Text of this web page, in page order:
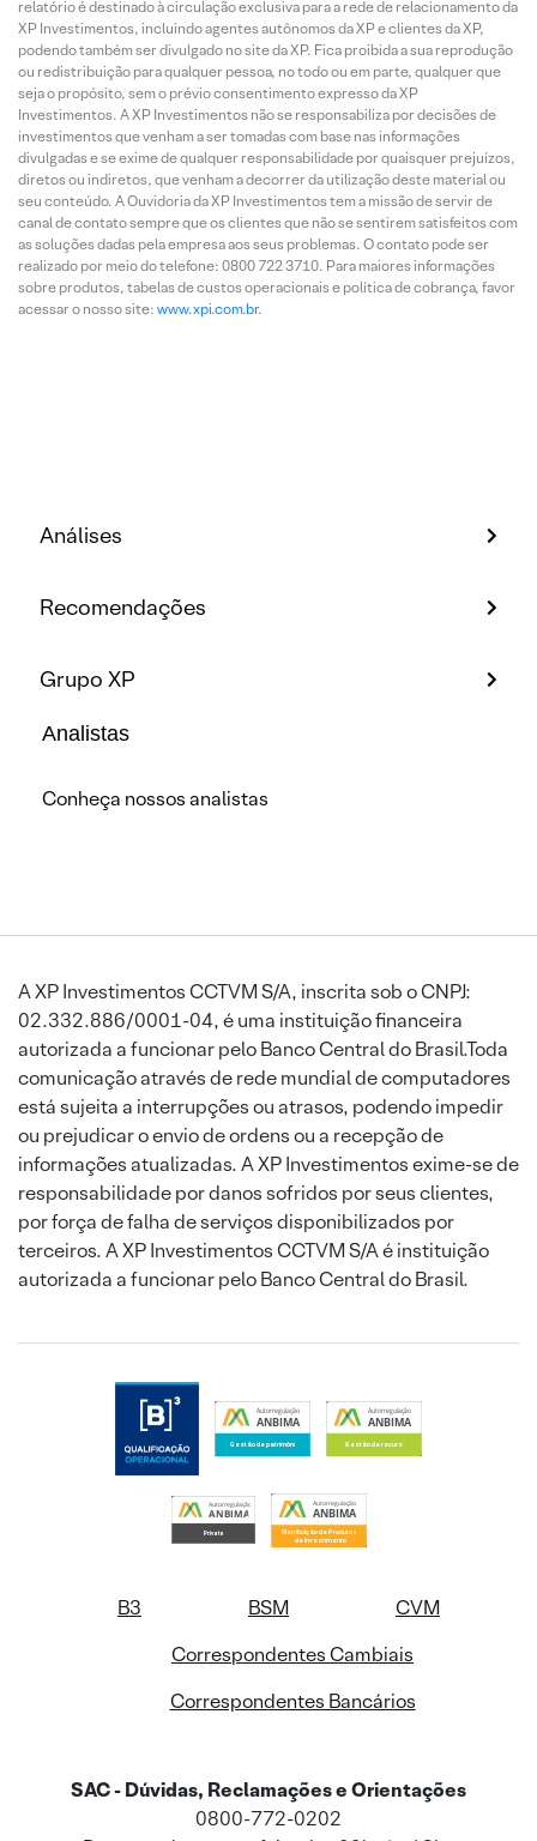
relatório é destinado à circulação exclusiva para a rede de relacionamento da
XP Investimentos, incluindo agentes autônomos da XP e clientes da XP,
podendo também ser divulgado no site da XP. Fica proibida a sua reprodução
ou redistribuição para qualquer pessoa, no todo ou em parte, qualquer que
seja o propósito, sem o prévio consentimento expresso da XP
Investimentos. A XP Investimentos não se responsabiliza por decisões de
investimentos que venham a ser tomadas com base nas informações
divulgadas e se exime de qualquer responsabilidade por quaisquer prejuízos,
diretos ou indiretos, que venham a decorrer da utilização deste material ou
seu conteúdo. A Ouvidoria da XP Investimentos tem a missão de servir de
canal de contato sempre que os clientes que não se sentirem satisfeitos com
as soluções dadas pela empresa aos seus problemas. O contato pode ser
realizado por meio do telefone: 0800 722 3710. Para maiores informações
sobre produtos, tabelas de custos operacionais e política de cobrança, favor
acessar o nosso site: www.xpi.com.br.
Análises
Recomendações
Grupo XP
Analistas
Conheça nossos analistas
A XP Investimentos CCTVM S/A, inscrita sob o CNPJ:
02.332.886/0001-04, é uma instituição financeira
autorizada a funcionar pelo Banco Central do Brasil.Toda
comunicação através de rede mundial de computadores
está sujeita a interrupções ou atrasos, podendo impedir
ou prejudicar o envio de ordens ou a recepção de
informações atualizadas. A XP Investimentos exime-se de
responsabilidade por danos sofridos por seus clientes,
por força de falha de serviços disponibilizados por
terceiros. A XP Investimentos CCTVM S/A é instituição
autorizada a funcionar pelo Banco Central do Brasil.
B3 BSM
CVM
Correspondentes Cambiais
Correspondentes Bancários
SAC - Dúvidas, Reclamações e Orientações
0800-772-0202